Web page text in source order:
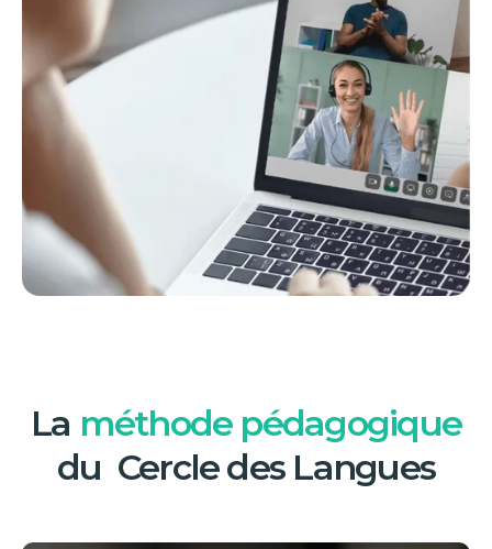
La méthode pédagogique
du Cercle des Langues